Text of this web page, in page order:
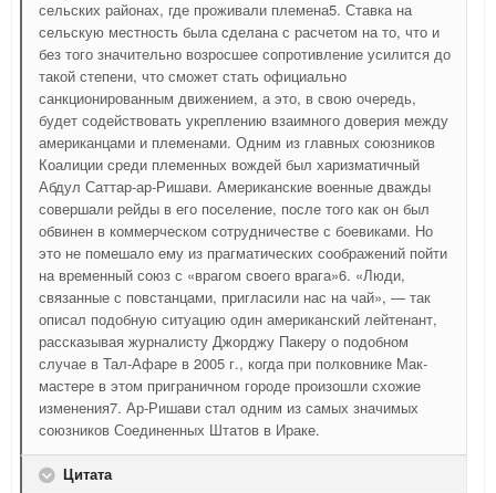
сельских районах, где проживали племена5. Ставка на
сельскую местность была сделана с расчетом на то, что и
без того значительно возросшее сопротивление усилится до
такой степени, что сможет стать официально
санкционированным движением, а это, в свою очередь,
будет содействовать укреплению взаимного доверия между
американцами и племенами. Одним из главных союзников
Коалиции среди племенных вождей был харизматичный
Абдул Саттар-ар-Ришави. Американские военные дважды
совершали рейды в его поселение, после того как он был
обвинен в коммерческом сотрудничестве с боевиками. Но
это не помешало ему из прагматических соображений пойти
на временный союз с «врагом своего врага»6. «Люди,
связанные с повстанцами, пригласили нас на чай», — так
описал подобную ситуацию один американский лейтенант,
рассказывая журналисту Джорджу Пакеру о подобном
случае в Тал-Афаре в 2005 г., когда при полковнике Мак-
мастере в этом приграничном городе произошли схожие
изменения7. Ар-Ришави стал одним из самых значимых
союзников Соединенных Штатов в Ираке.
Цитата